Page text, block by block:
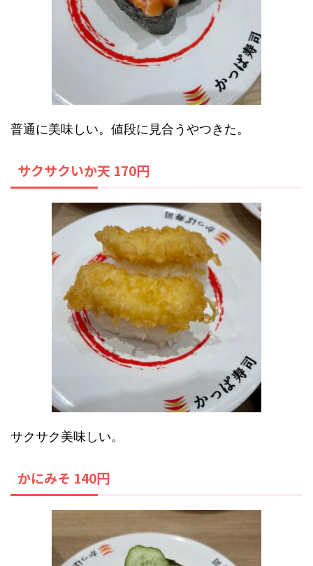
普通に美味しい。値段に見合うやつきた。
サクサクいか天 170円
サクサク美味しい。
かにみそ 140円